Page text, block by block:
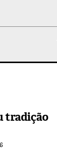
tradição